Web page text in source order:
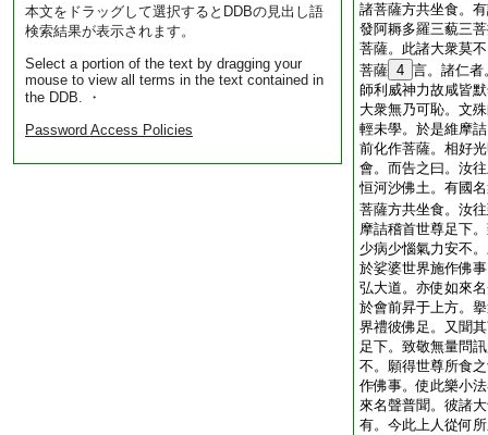
本文をドラッグして選択するとDDBの見出し語
検索結果が表示されます。
Select a portion of the text by dragging your
mouse to view all terms in the text contained in
the DDB. ・
Password Access Policies
諸菩薩方共坐食。
發阿耨多羅三藐三
菩薩。此諸大衆莫
菩薩 4 言。諸仁者
師利威神力故咸皆
大衆無乃可恥。文
輕未學。於是維摩
前化作菩薩。相好
會。而告之曰。汝
恒河沙佛土。有國
菩薩方共坐食。汝
摩詰稽首世尊足下
少病少惱氣力安不
於娑婆世界施作佛
弘大道。亦使如來
於會前昇于上方。
界禮彼佛足。又聞
足下。致敬無量問
不。願得世尊所食
作佛事。使此樂小
來名聲普聞。彼諸
有。今此上人從何